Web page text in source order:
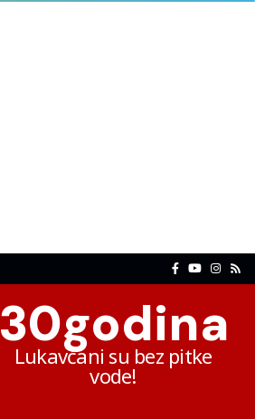
30godina
Lukavčani su bez pitke
vode!